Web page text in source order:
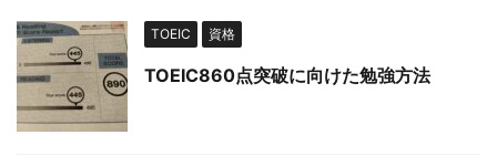
TOEIC 資格
TOEIC860点突破に向けた勉強方法